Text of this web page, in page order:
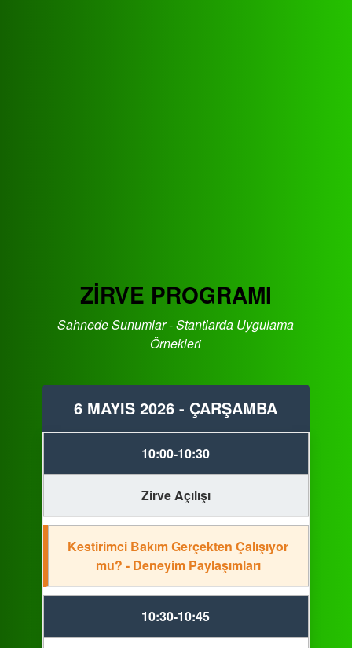
ZİRVE PROGRAMI
Sahnede Sunumlar - Stantlarda Uygulama
Örnekleri
6 MAYIS 2026 - ÇARŞAMBA
10:00-10:30
Zirve Açılışı
Kestirimci Bakım Gerçekten Çalışıyor
mu? - Deneyim Paylaşımları
10:30-10:45